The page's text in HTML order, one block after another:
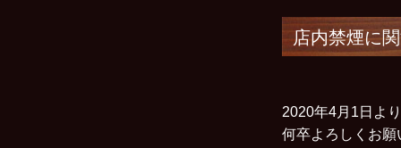
店内禁煙に
2020年4月1日よ
何卒よろしくお